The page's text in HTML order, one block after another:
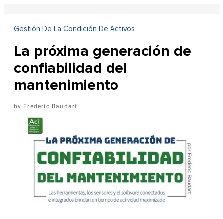
Gestión De La Condición De Activos
La próxima generación de
confiabilidad del
mantenimiento
Frederic Baudart